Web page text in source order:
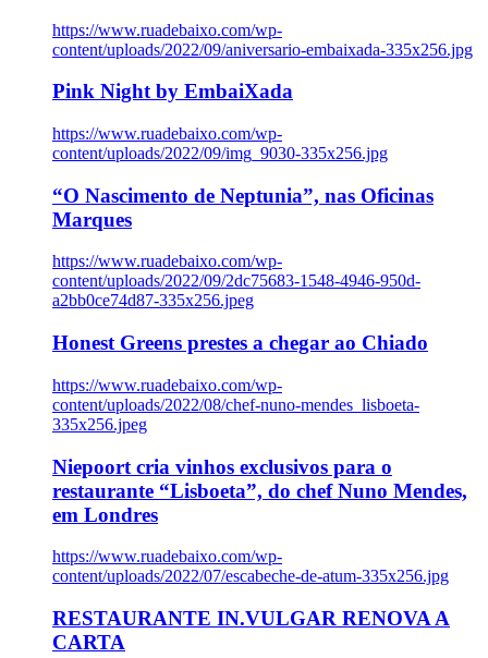
https://www.ruadebaixo.com/wp-
content/uploads/2022/09/aniversario-embaixada-335x256.jpg
Pink Night by EmbaiXada
https://www.ruadebaixo.com/wp-
content/uploads/2022/09/img_9030-335x256.jpg
“O Nascimento de Neptunia”, nas Oficinas
Marques
https://www.ruadebaixo.com/wp-
content/uploads/2022/09/2dc75683-1548-4946-950d-
a2bb0ce74d87-335x256.jpeg
Honest Greens prestes a chegar ao Chiado
https://www.ruadebaixo.com/wp-
content/uploads/2022/08/chef-nuno-mendes_lisboeta-
335x256.jpeg
Niepoort cria vinhos exclusivos para o
restaurante “Lisboeta”, do chef Nuno Mendes,
em Londres
https://www.ruadebaixo.com/wp-
content/uploads/2022/07/escabeche-de-atum-335x256.jpg
RESTAURANTE IN.VULGAR RENOVA A
CARTA